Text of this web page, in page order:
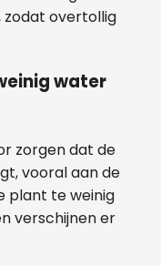
overtollig
water
zorgen dat de
vooral aan de
plant te weinig
verschijnen er